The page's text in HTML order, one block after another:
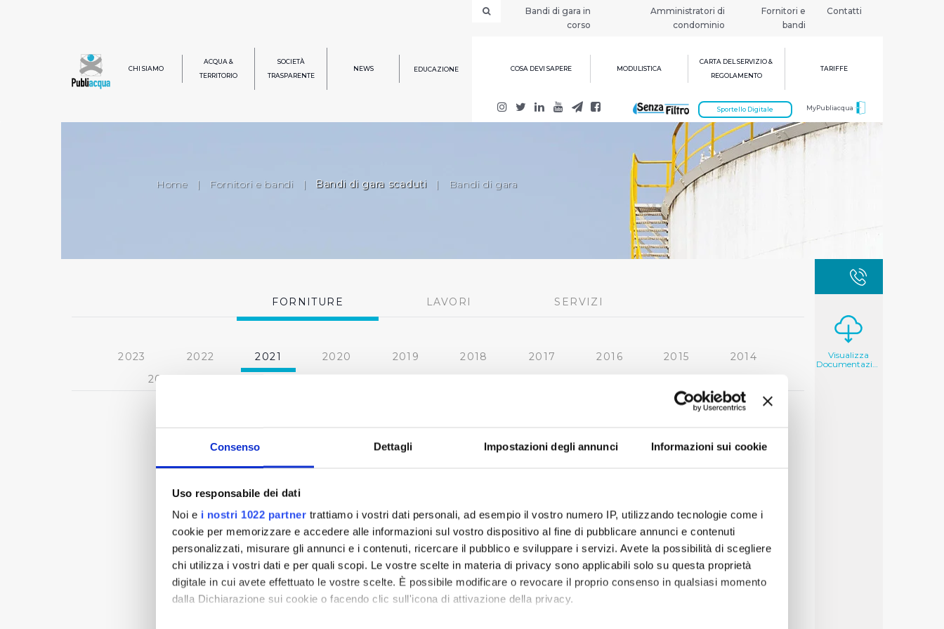
Consenso Dettagli Impostazioni degli annunci Informazioni sui cookie
Uso responsabile dei dati
Noi e i nostri 1022 partner trattiamo i vostri dati personali, ad esempio il vostro numero IP, utilizzando tecnologie come i
cookie per memorizzare e accedere alle informazioni sul vostro dispositivo al fine di pubblicare annunci e contenuti
personalizzati, misurare gli annunci e i contenuti, ricercare il pubblico e sviluppare i servizi. Avete la possibilità di scegliere
chi utilizza i vostri dati e per quali scopi. Le vostre scelte in materia di privacy sono applicabili solo su questa proprietà
digitale in cui avete effettuato le vostre scelte. È possibile modificare o revocare il proprio consenso in qualsiasi momento
dalla Dichiarazione sui cookie o facendo clic sull'icona di attivazione della privacy.
Bandi di gara in
corso
Amministratori di
condominio
Fornitori e
bandi
Contatti
CHI SIAMO
ACQUA &
TERRITORIO
SOCIETÀ
TRASPARENTE
NEWS EDUCAZIONE COSA DEVI SAPERE MODULISTICA
CARTA DEL SERVIZIO &
REGOLAMENTO
TARIFFE
MyPubliacqua
Sportello Digitale
Home | Fornitori e bandi | Bandi di gara scaduti | Bandi di gara
FORNITURE LAVORI SERVIZI
2023 2022 2021 2020 2019 2018 2017 2016 2015
2014
2013
‹ precedente 2 3 4
Visualizza
Documentazione